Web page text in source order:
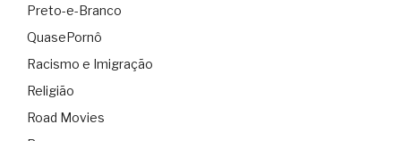
Preto-e-Branco
QuasePornô
Racismo e Imigração
Religião
Road Movies